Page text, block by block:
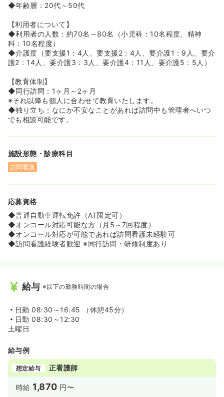
◆年齢層：20代～50代
【利用者について】
◆利用者の人数：約70名～80名（小児科：10名程度、精神
科：10名程度）
◆介護度（要支援1：4人、要支援2：4人、要介護1：9人、要介
護2：14人、要介護3：3人、要介護4：11人、要介護5：5人）
【教育体制】
◆同行訪問：1ヶ月～2ヶ月
※それ以降も個人に合わせて教育いたします。
◆独り立ち：なにか不安なことがあれば訪問中も管理者へいつ
でも相談可能です。
施設形態・診療科目
訪問看護
応募資格
◆普通自動車運転免許（AT限定可）
◆オンコール対応可能な方（月5～7回程度）
◆オンコール対応が可能であれば訪問看護未経験可
◆訪問看護経験者歓迎 ※同行訪問・研修制度あり
給与 ※以下の勤務時間の場合
日勤 08:30～16:45 （休憩45分）
日勤 08:30～12:30
土曜日
給与例
想定給与 正看護師
時給 1,870 円〜